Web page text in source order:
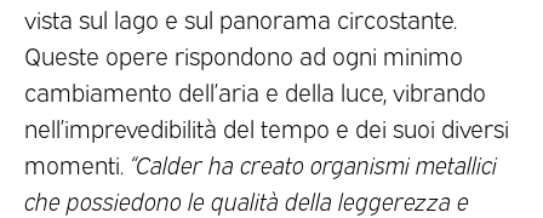
vista sul lago e sul panorama circostante.
Queste opere rispondono ad ogni minimo
cambiamento dell’aria e della luce, vibrando
nell’imprevedibilità del tempo e dei suoi diversi
momenti. “Calder ha creato organismi metallici
che possiedono le qualità della leggerezza e